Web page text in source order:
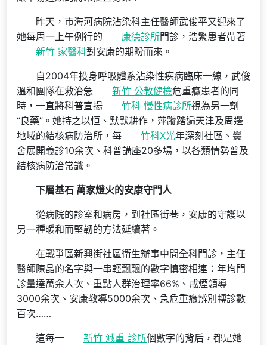
昨天，市海河病院沾染科主任醫師武俊平又迎來了
她每周一上午例行的
康德診所門診，浩繁患者帶著
新竹 家醫科對安康的期盼而來。
自2004年投身呼吸體系沾染性疾病臨床一線，武俊
溫和團隊在救治急
新竹 公教健檢危重癥患者的同
時，一直將科普宣揚
竹科 慢性病診所視為另一劑
“良藥”。她持之以恒、默默耕作，萍蹤踏遍天津及周邊
地域的結核病防治所，每
竹科X光年深刻社區、黌
舍展開義診10余次、科普講座20多場，以各類情勢普及
結核病防治常識。
下層基石 萬家燈火的安康守門人
從病院的診室和病房，到社區街巷，安康的守護以
另一種暖和而堅韌的方法延續著。
在戰爭區新興街社區衛生辦事中間全科門診，主任
醫師陳晶的名字與一串輕飄飄的數字慎密相連：年均門
診量達萬余人次、重點人群治理率66%、戒煙領導
3000余次、安康教導5000余次、急危重癥辨別轉診數
百次……
這每一 新竹 減重 診所個數字的背后，都是她